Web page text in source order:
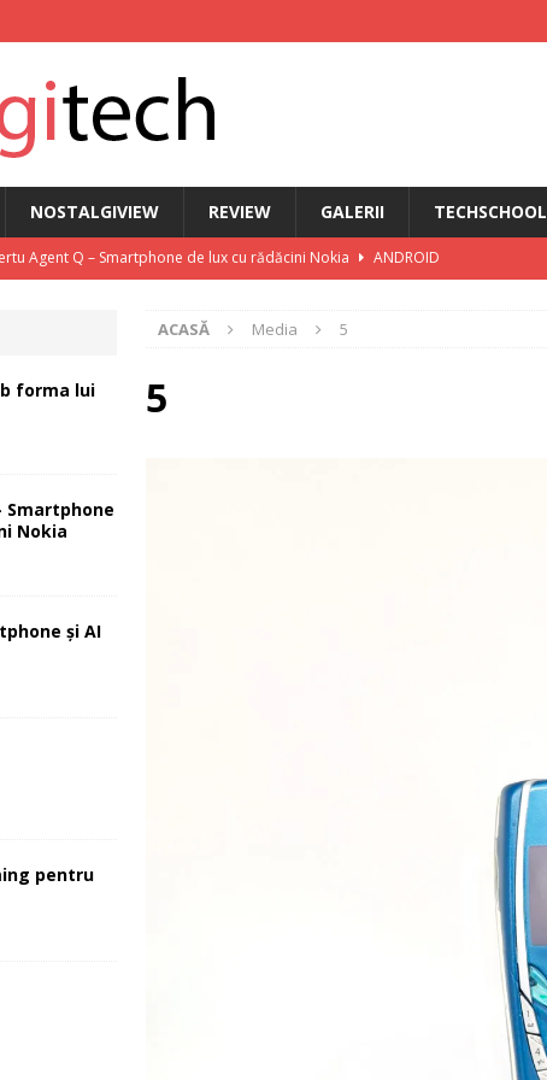
NOSTALGIVIEW REVIEW GALERII TECHSCHOOL
Agent Q – Smartphone de lux cu rădăcini Nokia
ANDROID
Carcasă de gaming pentru Xiaomi
ACASĂ Media 5
5
forma lui
Smartphone
Nokia
și AI
pentru